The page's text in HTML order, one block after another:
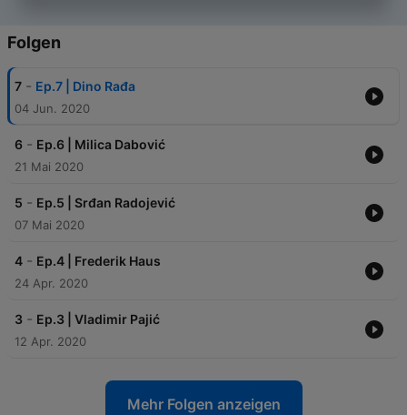
Folgen
7 - Ep.7 | Dino Rađa
04 Jun. 2020
6 - Ep.6 | Milica Dabović
21 Mai 2020
5 - Ep.5 | Srđan Radojević
07 Mai 2020
4 - Ep.4 | Frederik Haus
24 Apr. 2020
3 - Ep.3 | Vladimir Pajić
12 Apr. 2020
Mehr Folgen anzeigen